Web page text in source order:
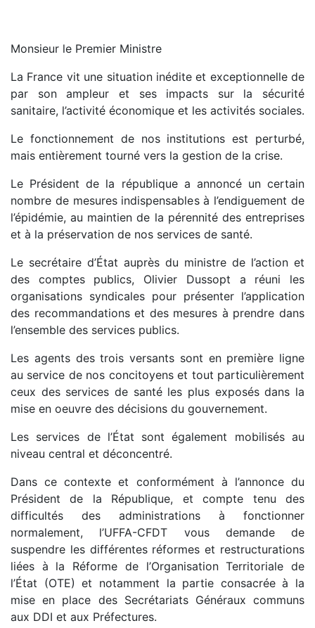
Monsieur le Premier Ministre
La France vit une situation inédite et exceptionnelle de
par son ampleur et ses impacts sur la sécurité
sanitaire, l’activité économique et les activités sociales.
Le fonctionnement de nos institutions est perturbé,
mais entièrement tourné vers la gestion de la crise.
Le Président de la république a annoncé un certain
nombre de mesures indispensables à l’endiguement de
l’épidémie, au maintien de la pérennité des entreprises
et à la préservation de nos services de santé.
Le secrétaire d’État auprès du ministre de l’action et
des comptes publics, Olivier Dussopt a réuni les
organisations syndicales pour présenter l’application
des recommandations et des mesures à prendre dans
l’ensemble des services publics.
Les agents des trois versants sont en première ligne
au service de nos concitoyens et tout particulièrement
ceux des services de santé les plus exposés dans la
mise en oeuvre des décisions du gouvernement.
Les services de l’État sont également mobilisés au
niveau central et déconcentré.
Dans ce contexte et conformément à l’annonce du
Président de la République, et compte tenu des
difficultés des administrations à fonctionner
normalement, l’UFFA-CFDT vous demande de
suspendre les différentes réformes et restructurations
liées à la Réforme de l’Organisation Territoriale de
l’État (OTE) et notamment la partie consacrée à la
mise en place des Secrétariats Généraux communs
aux DDI et aux Préfectures.